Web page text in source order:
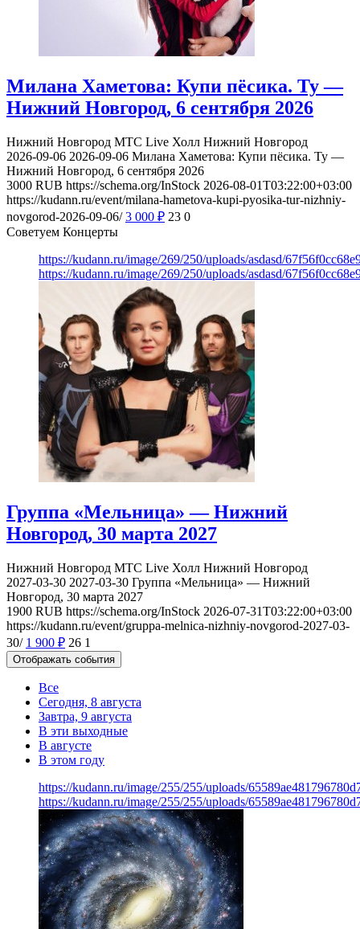
Милана Хаметова: Купи пёсика. Ту —
Нижний Новгород, 6 сентября 2026
Нижний Новгород МТС Live Холл Нижний Новгород
2026-09-06 2026-09-06 Милана Хаметова: Купи пёсика. Ту —
Нижний Новгород, 6 сентября 2026
3000 RUB https://schema.org/InStock 2026-08-01T03:22:00+03:00
https://kudann.ru/event/milana-hametova-kupi-pyosika-tur-nizhniy-
novgorod-2026-09-06/ 3 000 ₽ 23 0
Советуем Концерты
https://kudann.ru/image/269/250/uploads/asdasd/
https://kudann.ru/image/269/250/uploads/asdasd/
Группа «Мельница» — Нижний
Новгород, 30 марта 2027
Нижний Новгород МТС Live Холл Нижний Новгород
2027-03-30 2027-03-30 Группа «Мельница» — Нижний
Новгород, 30 марта 2027
1900 RUB https://schema.org/InStock 2026-07-31T03:22:00+03:00
https://kudann.ru/event/gruppa-melnica-nizhniy-novgorod-2027-03-
30/ 1 900 ₽ 26 1
Отображать события
Все
Сегодня, 8 августа
Завтра, 9 августа
В эти выходные
В августе
В этом году
https://kudann.ru/image/255/255/uploads/
https://kudann.ru/image/255/255/uploads/